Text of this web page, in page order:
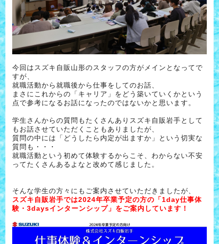
今回はスズキ自販山形のスタッフの方がメインとなってで
すが、
就職活動から就職後から仕事をしてのお話、
まさにこれからの「キャリア」をどう築いていくかという
点で参考になるお話になったのではないかと思います。
学生さんからの質問もたくさんありスズキ自販岩手として
もお話させていただくこともありましたが、
質問の中には「どうしたら内定が出ますか」という切実な
質問も・・・
就職活動という初めて体験するからこそ、わからない不安
ってたくさんあるよなと改めて感じました。
そんな学生の方々にもご案内させていただきましたが、
スズキ自販岩手では2024年卒業予定の方の「1day仕事体
験・3daysインターンシップ」をご案内しています！